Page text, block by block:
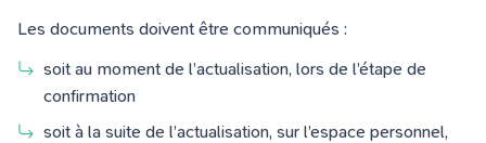
Les documents doivent être communiqués :
soit au moment de l’actualisation, lors de l’étape de
confirmation
soit à la suite de l’actualisation, sur l’espace personnel,